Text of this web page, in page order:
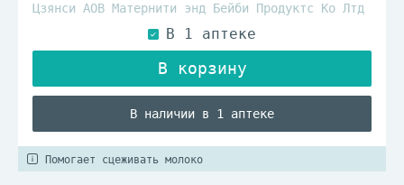
Цзянси АОВ Матернити энд Бейби Продуктс Ко Лтд
В наличии в 1 аптеке
Помогает сцеживать молоко